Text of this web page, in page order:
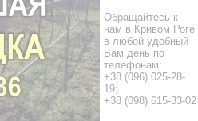
Обращайтесь к
нам в Кривом Роге
в любой удобный
Вам день по
телефонам:
+38 (096) 025-28-
19;
+38 (098) 615-33-02